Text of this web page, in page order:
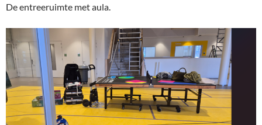
De entreeruimte met aula.